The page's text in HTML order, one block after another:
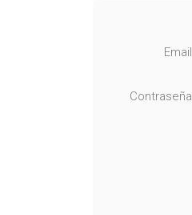
Email
Contraseña